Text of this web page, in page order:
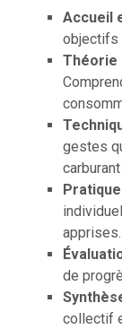
Accueil
objectifs
Théorie
gestes
apprises.
de
collectif